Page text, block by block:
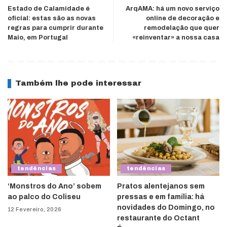
Estado de Calamidade é
oficial: estas são as novas
regras para cumprir durante
Maio, em Portugal
ArqAMA: há um novo serviço
online de decoração e
remodelação que quer
«reinventar» a nossa casa
Também lhe pode interessar
tendências
‘Monstros do Ano’ sobem
ao palco do Coliseu
12 Fevereiro, 2026
tendências
Pratos alentejanos sem
pressas e em família: há
novidades do Domingo, no
restaurante do Octant